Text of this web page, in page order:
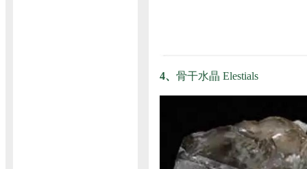
4、 骨干水晶 Elestials